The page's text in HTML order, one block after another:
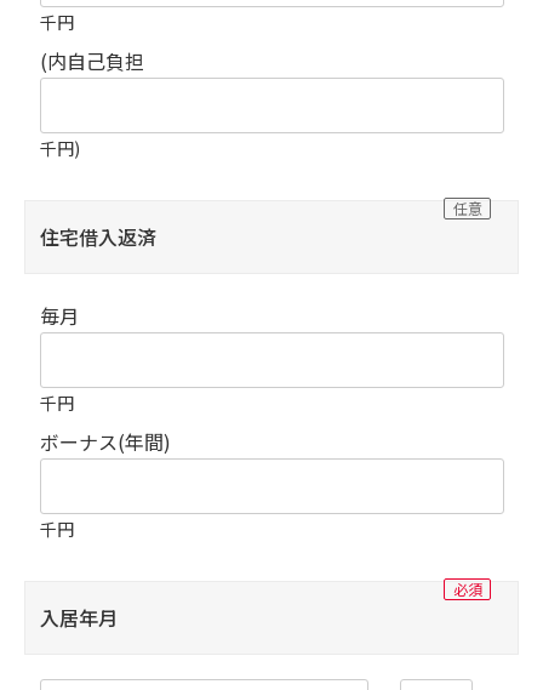
千円
(内自己負担
千円)
住宅借入返済
毎月
千円
ボーナス(年間)
千円
入居年月